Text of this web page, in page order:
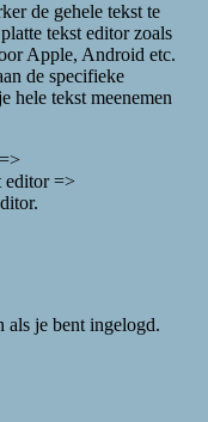
de gehele tekst te
tekst editor zoals
Apple, Android etc.
de specifieke
hele tekst meenemen
editor =>
als je bent ingelogd.